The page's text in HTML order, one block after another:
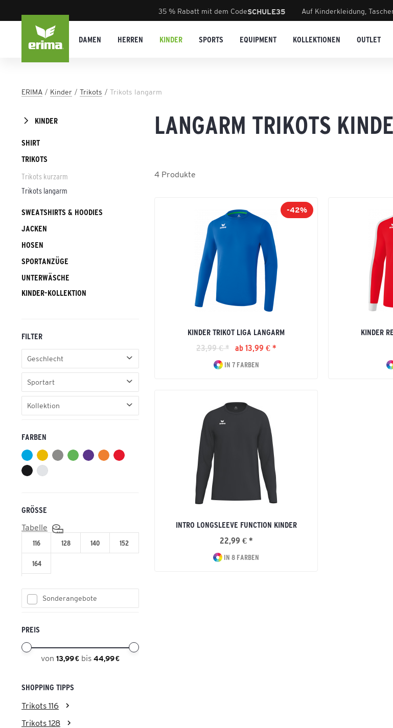
35 % Rabatt mit dem CodeSCHULE35 Auf Kinderkleidung,
DAMEN HERREN KINDER SPORTS EQUIPMENT KOLLEKTIONEN OUTLET
ERIMA Kinder Trikots Trikots langarm
KINDER
SHIRT
TRIKOTS
Trikots kurzarm
Trikots langarm
SWEATSHIRTS & HOODIES
JACKEN
HOSEN
SPORTANZÜGE
UNTERWÄSCHE
KINDER-KOLLEKTION
FILTER
Geschlecht
Sportart
Kollektion
Liga
Retro Star
FARBEN
GRÖSSE
Tabelle
116 128 140 152
164
Sonderangebote
PREIS
von 13,99 € bis 44,99 €
SHOPPING TIPPS
Trikots 116
Trikots 128
LANGARM TRIKOTS
4 Produkte
-42%
KINDER TRIKOT LIGA LANGARM
23,99 € *
ab 13,99 € *
IN 7 FARBEN
KINDER
INTRO LONGSLEEVE FUNCTION KINDER
22,99 € *
IN 8 FARBEN